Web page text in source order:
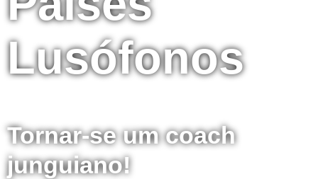
Lusófonos
Tornar-se um coach
junguiano!